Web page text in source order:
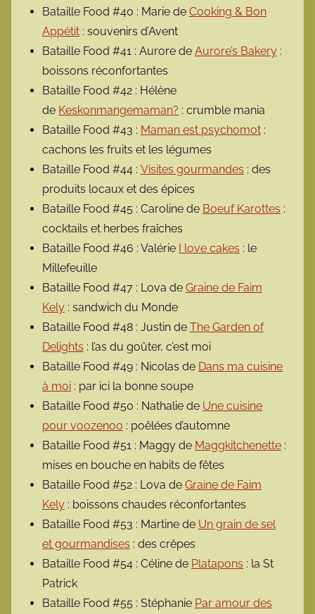
Bataille Food #40 : Marie de Cooking & Bon
Appétit : souvenirs d’Avent
Bataille Food #41 : Aurore de Aurore’s Bakery :
boissons réconfortantes
Bataille Food #42 : Hélène
de Keskonmangemaman? : crumble mania
Bataille Food #43 : Maman est psychomot :
cachons les fruits et les légumes
Bataille Food #44 : Visites gourmandes : des
produits locaux et des épices
Bataille Food #45 : Caroline de Boeuf Karottes :
cocktails et herbes fraîches
Bataille Food #46 : Valérie
I love cakes : le
Millefeuille
Bataille Food #47 : Lova de Graine de Faim
Kely : sandwich du Monde
Bataille Food #48 : Justin de The Garden of
Delights : l’as du goûter, c’est moi
Bataille Food #49 : Nicolas de Dans ma cuisine
à moi : par ici la bonne soupe
Bataille Food #50 : Nathalie de Une cuisine
pour voozenoo : poêlées d’automne
Bataille Food #51 : Maggy de Maggkitchenette :
mises en bouche en habits de fêtes
Bataille Food #52 : Lova de Graine de Faim
Kely : boissons chaudes réconfortantes
Bataille Food #53 : Martine de Un grain de sel
et gourmandises : des crêpes
Bataille Food #54 : Céline de Platapons : la St
Patrick
Bataille Food #55 : Stéphanie Par amour des